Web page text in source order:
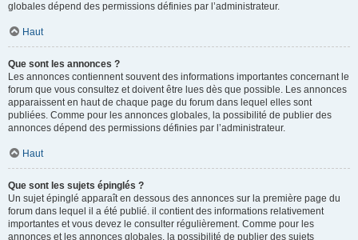
globales dépend des permissions définies par l’administrateur.
Haut
Que sont les annonces ?
Les annonces contiennent souvent des informations importantes concernant le
forum que vous consultez et doivent être lues dès que possible. Les annonces
apparaissent en haut de chaque page du forum dans lequel elles sont
publiées. Comme pour les annonces globales, la possibilité de publier des
annonces dépend des permissions définies par l’administrateur.
Haut
Que sont les sujets épinglés ?
Un sujet épinglé apparaît en dessous des annonces sur la première page du
forum dans lequel il a été publié. il contient des informations relativement
importantes et vous devez le consulter régulièrement. Comme pour les
annonces et les annonces globales, la possibilité de publier des sujets